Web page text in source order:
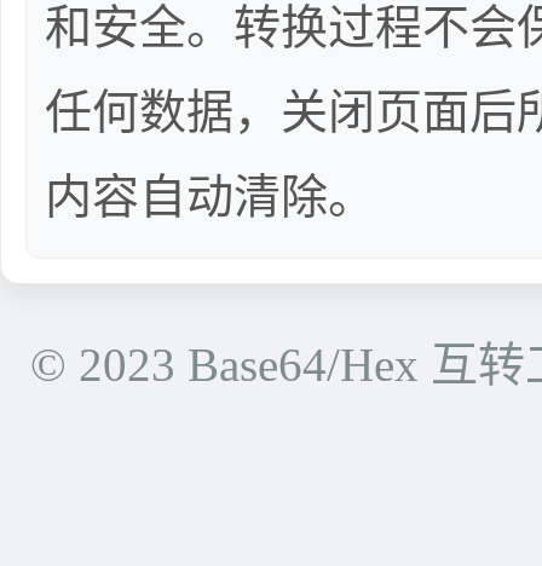
和安全。转换过程不会
任何数据，关闭页面后
内容自动清除。
© 2023 Base64/Hex 互